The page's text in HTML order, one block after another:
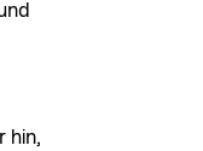
hin,